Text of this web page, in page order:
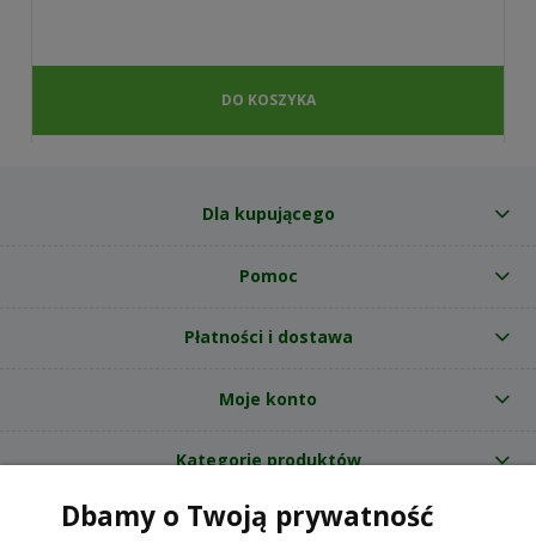
DO KOSZYKA
Dla kupującego
Pomoc
Płatności i dostawa
Moje konto
Kategorie produktów
O nas
Dbamy o Twoją prywatność